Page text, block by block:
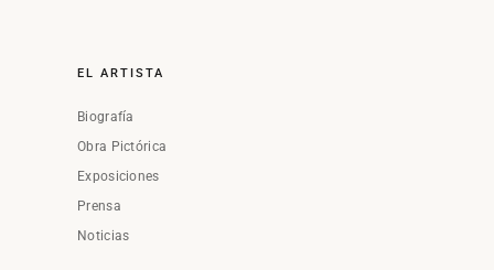
EL ARTISTA
Biografía
Obra Pictórica
Exposiciones
Prensa
Noticias